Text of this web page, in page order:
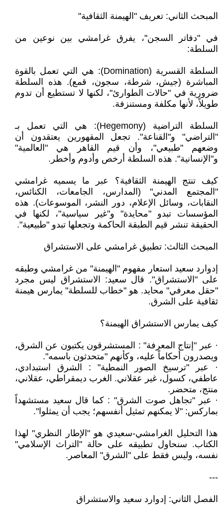
المبحث الثاني: تعريف "الهيمنة الثقافية"
في "دفاتر السجن"، يفرق غرامشي بين نوعين من
السلطة:
السلطة القسرية (Domination): هي التي تعمل بالقوة
المباشرة (جيش، شرطة، سجون، قمع). هذه السلطة
ضرورية في "حالات الطوارئ"، لكنها لا تستطيع أن تدوم
طويلاً، لأنها مكلفة ومستنزفة.
السلطة التراضية (Hegemony): هي التي تعمل بـ
"التراضي" و"القناعة". تجعل المقهورين يعتقدون أن
وضعهم "طبيعي"، وأن قيم القاهر هي "العالمية"
و"الإنسانية". هذه السلطة أرخص وأدوم وأخطر.
كيف تنتج الهيمنة الثقافية؟ عبر ما يسميه غرامشي
"المجتمع المدني" (المدارس، الجامعات، الكنائس،
النقابات، وسائل الإعلام، دور النشر، الموسوعات). هذه
المؤسسات تبدو "محايدة" و"غير سياسية"، لكنها في
الحقيقة تنشر قيم الطبقة الحاكمة وتجعلها تبدو "طبيعية".
المبحث الثالث: تطبيق غرامشي على الاستشراق
إدوارد سعيد استعار مفهوم "الهيمنة" من غرامشي وطبقه
على "الاستشراق". قال سعيد: الاستشراق ليس مجرد
"حقل معرفي" محايد. هو "خطاب للسلطة" يمارس هيمنة
ثقافية على الشرق.
كيف يمارس الاستشراق الهيمنة؟
· عبر "إنتاج المعرفة" : المستشرقون يكتبون عن الشرق،
ويصدرون أحكاماً عليه، وكأنهم "متحدثون باسمه".
· عبر "ترسيخ الصور النمطية" : الشرق استبدادي،
عاطفي، كسول، غير عقلاني. الغرب ديمقراطي، عقلاني،
منتج، متحضر.
· عبر "تجاهل صوت الشرق" : كما قال سعيد مستشهداً
بماركس: "لا يمكنهم تمثيل أنفسهم؛ يجب أن يمثلوا".
هذا التحليل الغرامشي-سعيدي هو "الإطار النظري" لهذا
الكتاب. سنحاول تطبيقه على حالة "التراث الإسلامي"
نفسه، وليس فقط على "الشرق" المعاصر.
---
الفصل الثاني: إدوارد سعيد والاستشراق